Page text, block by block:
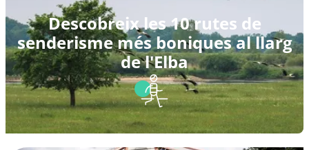
Descobreix les 10 rutes de
senderisme més boniques al llarg
de l'Elba